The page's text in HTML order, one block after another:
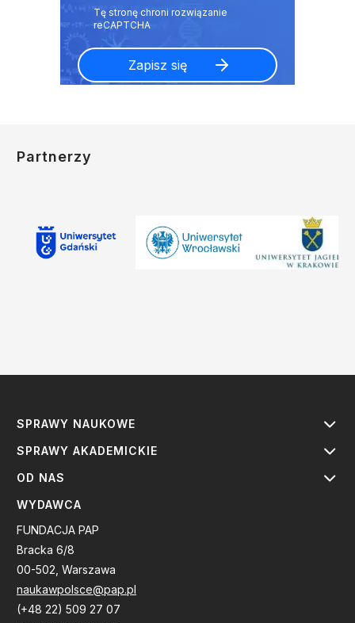
Partnerzy
SPRAWY NAUKOWE
SPRAWY AKADEMICKIE
OD NAS
WYDAWCA
FUNDACJA PAP
Bracka 6/8
00-502, Warszawa
naukawpolsce@pap.pl
(+48 22) 509 27 07